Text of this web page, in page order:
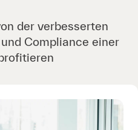
der verbesserten
Compliance einer